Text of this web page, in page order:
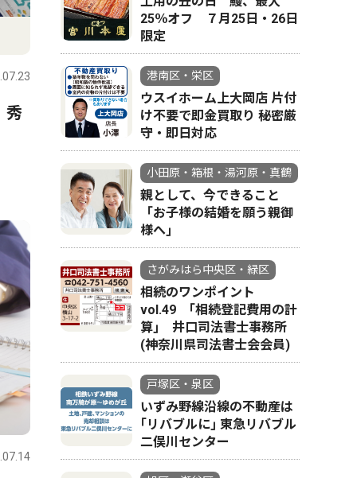
秀
25％オフ ７月25日・26日
限定
港南区・栄区
ウスイホーム上大岡店 片付
け不要で即金買取り 秘密厳
守・即日対応
小田原・箱根・湯河原・真鶴
親として、今できること
「お子様の結婚を願う親御
様へ｣
さがみはら中央区・緑区
相続のワンポイント
vol.49 ｢相続登記費用の計
算｣ 井口司法書士事務所
(神奈川県司法書士会会員)
戸塚区・泉区
いずみ野線沿線の不動産は
｢リバブルに｣ 東急リバブル
二俣川センター